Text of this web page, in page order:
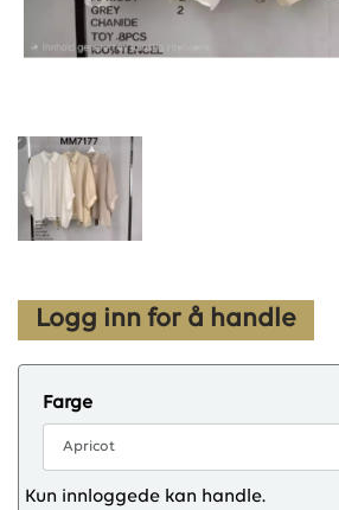
Logg inn for å handle
Farge
Kun innloggede kan handle.